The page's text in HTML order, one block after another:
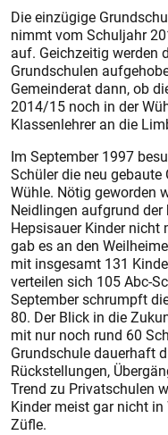
Die einzügige
nimmt vom Schuljahr
auf. Geichzeitig werden
Grundschulen
Gemeinderat dann, ob
2014/15 noch in der
Klassenlehrer an die
Im September 1997
Schüler die neu
Wühle. Nötig geworden
Neidlingen aufgrund
Hepsisauer Kinder
gab es an den
mit insgesamt 131
verteilen sich 105 Abc-
September schrumpft
80. Der Blick in die
mit nur noch rund 60
Grundschule dauerhaft
Rückstellungen,
Trend zu Privatschulen
Kinder meist gar nicht
Züfle.